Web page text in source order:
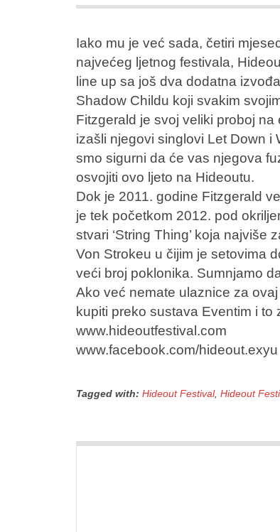
Iako mu je već sada, četiri
najvećeg ljetnog festivala,
line up sa još dva dodatna
Shadow Childu koji svakim
Fitzgerald je svoj veliki proboj
izašli njegovi singlovi Let Down
smo sigurni da će vas njegova
osvojiti ovo ljeto na Hideoutu.
Dok je 2011. godine Fitzgerald
je tek početkom 2012. pod
stvari ‘String Thing’ koja
Von Strokeu u čijim je setovima
veći broj poklonika. Sumnjamo
Ako već nemate ulaznice za
kupiti preko sustava Eventim i
www.hideoutfestival.com
www.facebook.com/hideout.exyu
Tagged with: Hideout Festival, Hideout